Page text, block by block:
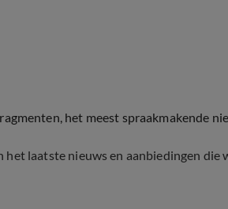
het meest spraakmakende
laatste nieuws en aanbiedingen